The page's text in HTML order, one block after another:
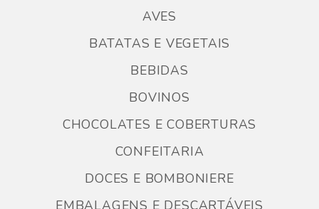
AVES
BATATAS E VEGETAIS
BEBIDAS
BOVINOS
CHOCOLATES E COBERTURAS
CONFEITARIA
DOCES E BOMBONIERE
EMBALAGENS E DESCARTÁVEIS